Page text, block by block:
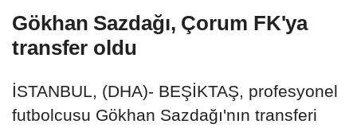
Gökhan Sazdağı, Çorum FK'ya
transfer oldu
İSTANBUL, (DHA)- BEŞİKTAŞ, profesyonel
futbolcusu Gökhan Sazdağı'nın transferi